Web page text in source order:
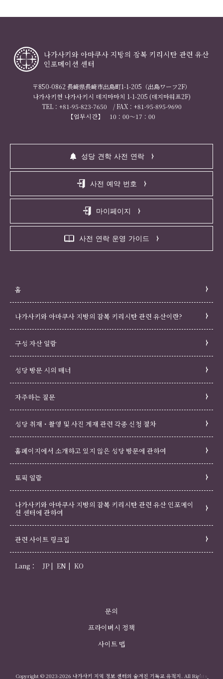
책임지지 않습니다.
1.등록이용자는 그 등록 정보 내용에 변경이 발생한 경우,
시스템에 빠른 수정을 실시하도록 합니다.
손해 등에 대하여 당 센터는 그 책임을 일절 지지 않습니
3.등록이용자는 제 1항의 수정을 게을리 한 것에 의해 센
제7조 (이용 정지 조치 등)
1.센터는 이용자가 이 약관에 있어서의 준수 사항을 위반
한 경우, 그 밖에 센터가 시스템 운영상 부적당하다고 판
단한 경우에는 접수 완료된 해당 이용자로부터의 사전 예
약 내용을 취소, 해당 이용자의 시스템 이용 정지를 실시
하는 일이 가능합니다.
제8조 (접수기간)
시스템에 의한 견학 사전 예약을 접수하는 기간은 견학일
6개월 전부터 2일전까지 입니다.
제9조 (견학 희망 일시 등의 변경)
견학 희망 일시 등에 변경이 발생한 경우, 사전 예약을 실
니다.
으로 실시합니다.
신 되어지는 경우, 해당 통지는 해당 메일의 수신 서버에
도착한 시점으로 이용자에게 도달한 것으로 간주합니다.
경우, 해당 통지는 시스템에 게시되어 이용자가 시스템에
접속하여 해당 통지를 열람할 수 있게 된 시점에 이용자에
게 도달한 것으로 간주합니다.
미사 일정 변경, 장례 등의 일정, 복원 공사 등에 의해 성
당을 견학하는 것이 불가능해지는 경우가 있을 수 있습니
다. 그 때에 센터는 조속히 사전 예약을 행한 이용자에게
경 오류 등에 의해 실시되지 않은 경우에는 센터가 일절
나가사키와 아마쿠사 지방의 잠복 키리시탄 관련 유산
인포메이션 센터
〒850-0862 長崎県長崎市出島町1-1-205（出島ワーフ2F）
나가사키현 나가사키시 데지마마치 1-1-205 (데지마워프2F)
TEL：+81-95-823-7650 / FAX：+81-95-895-9690
【업무시간】 10：00～17：00
성당 견학 사전 연락
사전 예약 번호
마이페이지
사전 연락 운영 가이드
홈
나가사키와 아마쿠사 지방의 잠복 키리시탄 관련 유산이란?
구성 자산 일람
성당 방문 시의 매너
자주하는 질문
성당 취재・촬영 및 사진 게재 관련 각종 신청 절차
홈페이지에서 소개하고 있지 않은 성당 방문에 관하여
토픽 일람
나가사키와 아마쿠사 지방의 잠복 키리시탄 관련 유산 인포메이
션 센터에 관하여
관련 사이트 링크집
Lang： JP EN KO
문의
프라이버시 정책
사이트 맵
Copyright © 2023-2026 나가사키 지역 정보 센터의 숨겨진 기독교 유적지. All Rights